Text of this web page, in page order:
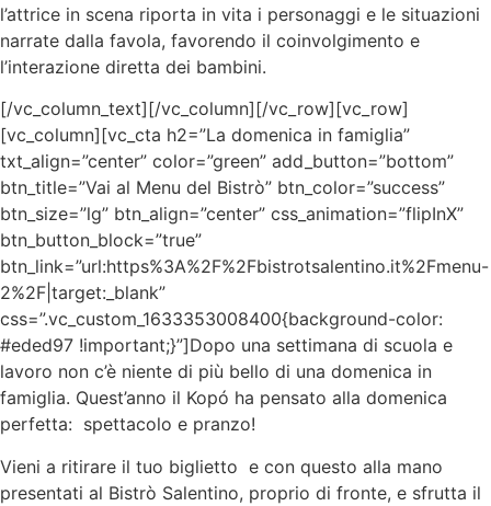
l’attrice in scena riporta in vita i personaggi e le situazioni
narrate dalla favola, favorendo il coinvolgimento e
l’interazione diretta dei bambini.
[/vc_column_text][/vc_column][/vc_row][vc_row]
[vc_column][vc_cta h2=”La domenica in famiglia”
txt_align=”center” color=”green” add_button=”bottom”
btn_title=”Vai al Menu del Bistrò” btn_color=”success”
btn_size=”lg” btn_align=”center” css_animation=”flipInX”
btn_button_block=”true”
btn_link=”url:https%3A%2F%2Fbistrotsalentino.it%2Fmenu-
2%2F|target:_blank”
css=”.vc_custom_1633353008400{background-color:
#eded97 !important;}”]Dopo una settimana di scuola e
lavoro non c’è niente di più bello di una domenica in
famiglia. Quest’anno il Kopó ha pensato alla domenica
perfetta: spettacolo e pranzo!
Vieni a ritirare il tuo biglietto e con questo alla mano
presentati al Bistrò Salentino, proprio di fronte, e sfrutta il